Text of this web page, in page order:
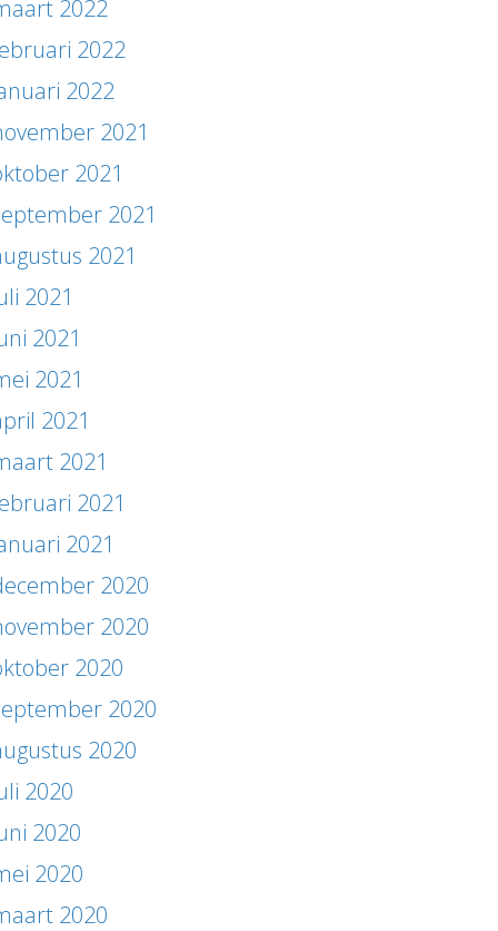
2022
2022
2022
2021
2021
2021
2021
2021
2021
2021
2021
2021
2021
2021
2020
2020
2020
2020
2020
2020
2020
2020
2020